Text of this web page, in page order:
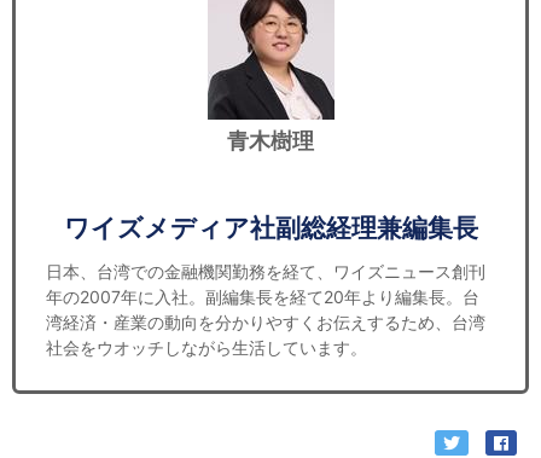
青木樹理
ワイズメディア社副総経理兼編集長
日本、台湾での金融機関勤務を経て、ワイズニュース創刊
年の2007年に入社。副編集長を経て20年より編集長。台
湾経済・産業の動向を分かりやすくお伝えするため、台湾
社会をウオッチしながら生活しています。